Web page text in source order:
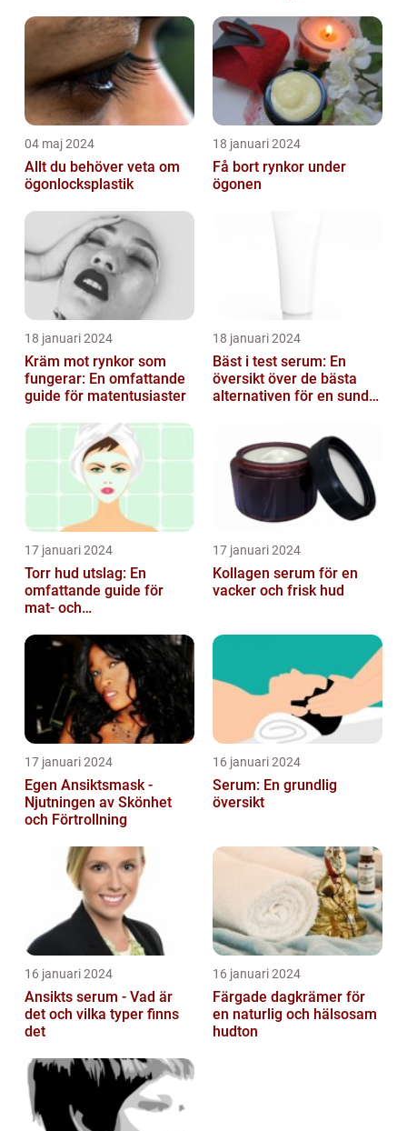
04 maj 2024
Allt du behöver veta om
ögonlocksplastik
18 januari 2024
Få bort rynkor under
ögonen
18 januari 2024
Kräm mot rynkor som
fungerar: En omfattande
guide för matentusiaster
18 januari 2024
Bäst i test serum: En
översikt över de bästa
alternativen för en sund
17 januari 2024
Torr hud utslag: En
omfattande guide för
mat- och
17 januari 2024
Kollagen serum för en
vacker och frisk hud
17 januari 2024
Egen Ansiktsmask -
Njutningen av Skönhet
och Förtrollning
16 januari 2024
Serum: En grundlig
översikt
16 januari 2024
Ansikts serum - Vad är
det och vilka typer finns
det
16 januari 2024
Färgade dagkrämer för
en naturlig och hälsosam
hudton